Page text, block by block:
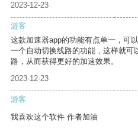
2023-12-23
游客
这款加速器app的功能有点单一，可
一个自动切换线路的功能，这样就可
路，从而获得更好的加速效果。
2023-12-23
游客
我喜欢这个软件 作者加油